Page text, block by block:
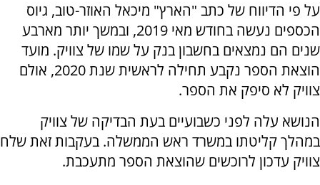
על פי הדיווח של כתב "הארץ" מיכאל האוזר-טוב, גיוס
הכספים נעשה בחודש מאי 2019, ובמשך יותר מארבע
שנים הם נמצאים בחשבון בנק על שמו של צוויק. מועד
הוצאת הספר נקבע תחילה לראשית שנת 2020, אולם
צוויק לא סיפק את הספר.
הנושא עלה לפני כשבועיים בעת הבדיקה של צוויק
במהלך קליטתו במשרד ראש הממשלה. בעקבות זאת שלח
צוויק עדכון לרוכשים שהוצאת הספר מתעכבת.